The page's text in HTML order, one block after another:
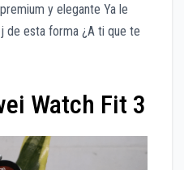
y elegante Ya le
de esta forma ¿A ti que te
Watch Fit 3